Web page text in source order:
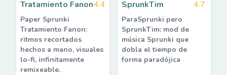
Tratamiento Fanon4.4
Paper Sprunki
Tratamiento Fanon:
ritmos recortados
hechos a mano, visuales
lo-fi, infinitamente
remixeable.
SprunkTim
4.7
ParaSprunki pero
SprunkTim: mod de
música Sprunki que
dobla el tiempo de
forma paradójica